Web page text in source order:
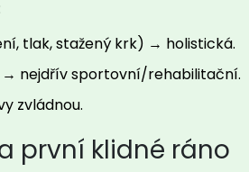
tlak, stažený krk) → holistická.
nejdřív sportovní/rehabilitační.
zvládnou.
první klidné ráno